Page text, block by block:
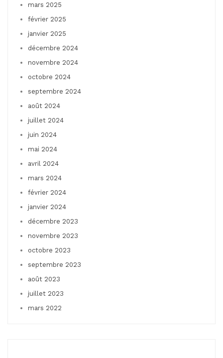
mars 2025
février 2025
janvier 2025
décembre 2024
novembre 2024
octobre 2024
septembre 2024
août 2024
juillet 2024
juin 2024
mai 2024
avril 2024
mars 2024
février 2024
janvier 2024
décembre 2023
novembre 2023
octobre 2023
septembre 2023
août 2023
juillet 2023
mars 2022